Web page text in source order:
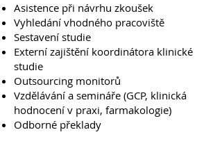
Asistence při návrhu zkoušek
Vyhledání vhodného pracoviště
Sestavení studie
Externí zajištění koordinátora klinické
studie
Outsourcing monitorů
Vzdělávání a semináře (GCP, klinická
hodnocení v praxi, farmakologie)
Odborné překlady